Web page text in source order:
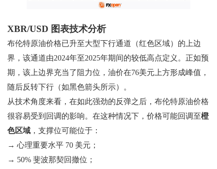
XBR/USD 图表技术分析
布伦特原油价格已升至大型下行通道（红色区域）的上边
界，该通道由2024年至2025年期间的较低高点定义。正如预
期，该上边界充当了阻力位，油价在76美元上方形成峰值，
随后反转下行（如黑色箭头所示）。
从技术角度来看，在如此强劲的反弹之后，布伦特原油价格
很容易受到回调的影响。在这种情况下，价格可能回调至橙
色区域 ，支撑位可能位于：
→ 心理重要水平 70 美元；
→ 50% 斐波那契回撤位；